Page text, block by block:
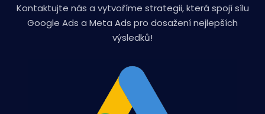
Kontaktujte nás a vytvoříme strategii, která spojí sílu
Google Ads a Meta Ads pro dosažení nejlepších
výsledků!